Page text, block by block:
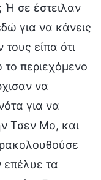
σε έστειλαν
για να κάνεις
είπα ότι
περιεχόμενο
να
για να
Τσεν Μο, και
επέλυε τα